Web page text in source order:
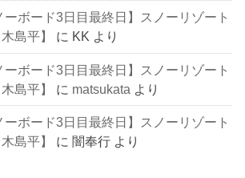
ーボード3日目最終日】スノーリゾート
島平】
に KK より
ーボード3日目最終日】スノーリゾート
島平】
に matsukata より
ーボード3日目最終日】スノーリゾート
島平】
に闇奉行 より